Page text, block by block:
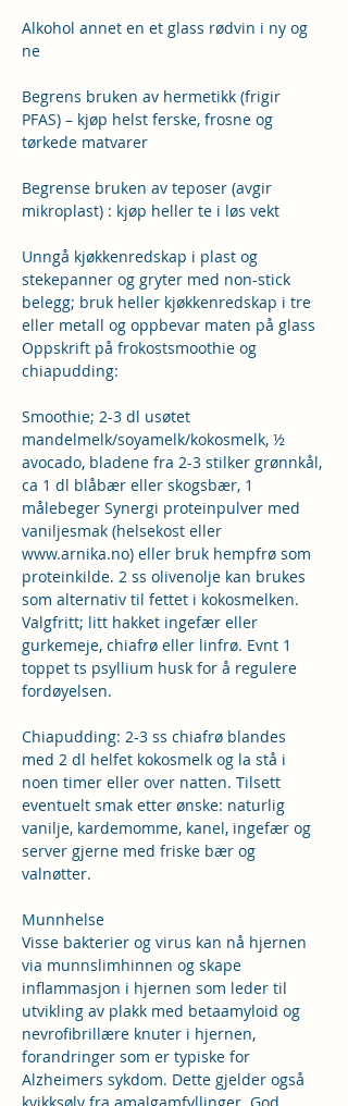
Alkohol annet en et glass rødvin i ny og
ne
Begrens bruken av hermetikk (frigir
PFAS) – kjøp helst ferske, frosne og
tørkede matvarer
Begrense bruken av teposer (avgir
mikroplast) : kjøp heller te i løs vekt
Unngå kjøkkenredskap i plast og
stekepanner og gryter med non-stick
belegg; bruk heller kjøkkenredskap i tre
eller metall og oppbevar maten på glass
Oppskrift på frokostsmoothie og
chiapudding:
Smoothie; 2-3 dl usøtet
mandelmelk/soyamelk/kokosmelk, ½
avocado, bladene fra 2-3 stilker grønnkål,
ca 1 dl blåbær eller skogsbær, 1
målebeger Synergi proteinpulver med
vaniljesmak (helsekost eller
www.arnika.no) eller bruk hempfrø som
proteinkilde. 2 ss olivenolje kan brukes
som alternativ til fettet i kokosmelken.
Valgfritt; litt hakket ingefær eller
gurkemeje, chiafrø eller linfrø. Evnt 1
toppet ts psyllium husk for å regulere
fordøyelsen.
Chiapudding: 2-3 ss chiafrø blandes
med 2 dl helfet kokosmelk og la stå i
noen timer eller over natten. Tilsett
eventuelt smak etter ønske: naturlig
vanilje, kardemomme, kanel, ingefær og
server gjerne med friske bær og
valnøtter.
Munnhelse
Visse bakterier og virus kan nå hjernen
via munnslimhinnen og skape
inflammasjon i hjernen som leder til
utvikling av plakk med betaamyloid og
nevrofibrillære knuter i hjernen,
forandringer som er typiske for
Alzheimers sykdom. Dette gjelder også